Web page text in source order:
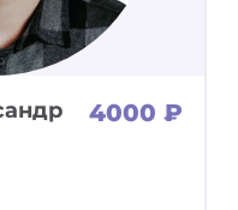
4000 ₽